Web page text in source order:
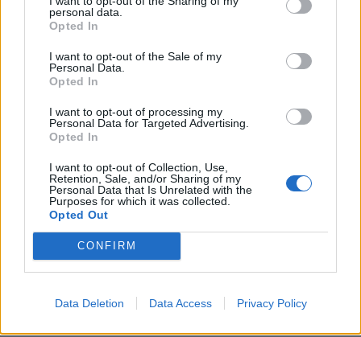
personal data.
Opted In
I want to opt-out of the Sale of my
Personal Data.
Opted In
I want to opt-out of processing my
Personal Data for Targeted Advertising.
Opted In
I want to opt-out of Collection, Use,
Retention, Sale, and/or Sharing of my
Personal Data that Is Unrelated with the
Purposes for which it was collected.
Opted Out
CONFIRM
Data Deletion Data Access Privacy Policy
CELEBRITIES
Γιάννης Κρητικός: Αποκάλυψε πως το
«Κρητικός» δεν είναι το πραγματικό του